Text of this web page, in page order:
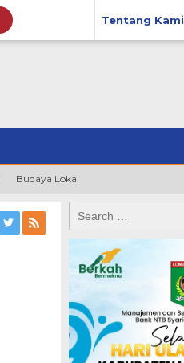
Tentang Kami
Budaya Lokal
for: